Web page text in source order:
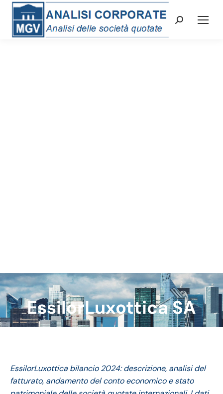
Cerca:
EssilorLuxottica SA
Tu sei qui:
EssilorLuxottica bilancio 2024: descrizione, analisi del
fatturato, andamento del conto economico e stato